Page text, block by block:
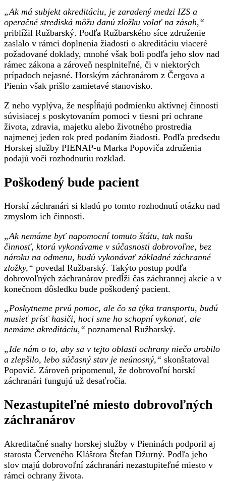
„Ak má subjekt akreditáciu, je zaradený medzi IZS a
operačné strediská môžu danú zložku volať na zásah,“
priblížil Ružbarský. Podľa Ružbarského síce združenie
zaslalo v rámci doplnenia žiadosti o akreditáciu viaceré
požadované doklady, mnohé však boli podľa jeho slov nad
rámec zákona a zároveň nesplniteľné, či v niektorých
prípadoch nejasné. Horským záchranárom z Čergova a
Pienin však prišlo zamietavé stanovisko.
Z neho vyplýva, že nespĺňajú podmienku aktívnej činnosti
súvisiacej s poskytovaním pomoci v tiesni pri ochrane
života, zdravia, majetku alebo životného prostredia
najmenej jeden rok pred podaním žiadosti. Podľa predsedu
Horskej služby PIENAP-u Marka Popoviča združenia
podajú voči rozhodnutiu rozklad.
Poškodený bude pacient
Horskí záchranári si kladú po tomto rozhodnutí otázku nad
zmyslom ich činnosti.
„Ak nemáme byť napomocní tomuto štátu, tak našu
činnosť, ktorú vykonávame v súčasnosti dobrovoľne, bez
nároku na odmenu, budú vykonávať základné záchranné
zložky,“ povedal Ružbarský. Takýto postup podľa
dobrovoľných záchranárov predĺži čas záchrannej akcie a v
konečnom dôsledku bude poškodený pacient.
„Poskytneme prvú pomoc, ale čo sa týka transportu, budú
musieť prísť hasiči, hoci sme ho schopní vykonať, ale
nemáme akreditáciu,“ poznamenal Ružbarský.
„Ide nám o to, aby sa v tejto oblasti ochrany niečo urobilo
a zlepšilo, lebo súčasný stav je neúnosný,“ skonštatoval
Popovič. Zároveň pripomenul, že dobrovoľní horskí
záchranári fungujú už desaťročia.
Nezastupiteľné miesto dobrovoľných
záchranárov
Akreditačné snahy horskej služby v Pieninách podporil aj
starosta Červeného Kláštora Štefan Džurný. Podľa jeho
slov majú dobrovoľní záchranári nezastupiteľné miesto v
rámci ochrany života.